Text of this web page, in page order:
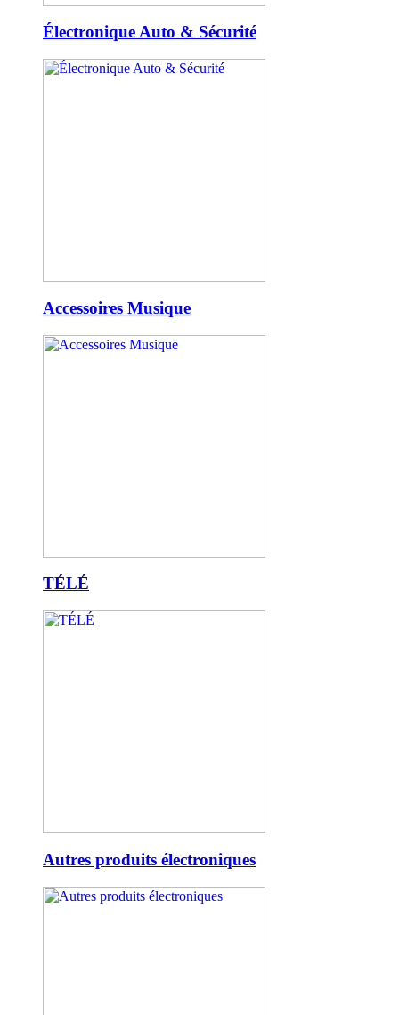
Électronique Auto & Sécurité
Accessoires Musique
TÉLÉ
Autres produits électroniques